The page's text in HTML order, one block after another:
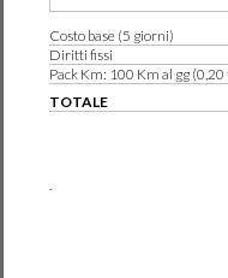
Costo base (5 giorni)
Diritti fissi
Pack Km: 100 Km al gg
TOTALE
.